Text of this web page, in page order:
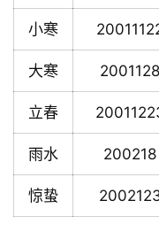
小寒
大寒 2001128
立春
雨水 200218
惊蛰